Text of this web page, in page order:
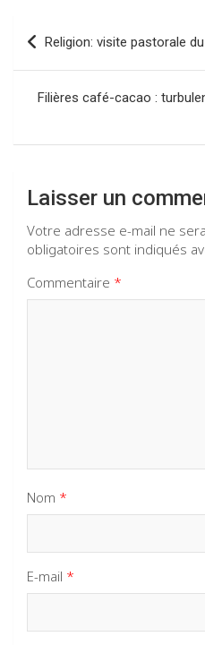
o
o
k
A
p
a
m
Navigation
de
l’article
Religion: visite pastorale
Filières café-cacao :
Laisser un
Votre adresse e-mail ne
obligatoires sont indiqués
Commentaire *
Nom *
E-mail *